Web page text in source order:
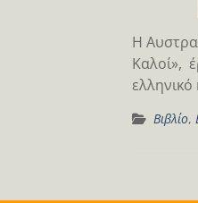
Η
Καλοί»,
Βιβλίο,